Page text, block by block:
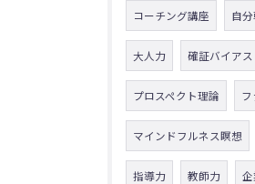
コーチング講座 自
大人力 確証バイアス
プロスペクト理論
マインドフルネス瞑想
指導力 教師力